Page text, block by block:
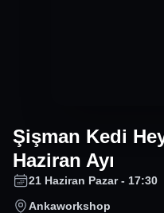
Şişman Kedi
Haziran Ayı
21 Haziran Pazar - 17:30
Ankaworkshop